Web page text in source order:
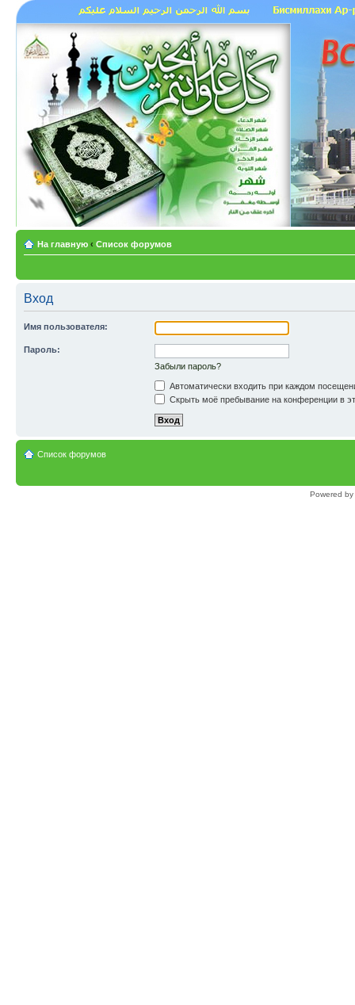
На главную ‹ Список форумов
Вход
Имя пользователя:
Пароль:
Забыли пароль?
Автоматически входить при каждом
Скрыть моё пребывание на конференции в
Список форумов
Powered by